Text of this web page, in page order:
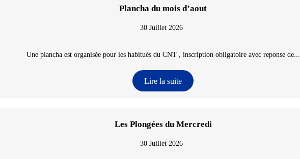
Plancha du mois d’aout
30 Juillet 2026
Une plancha est organisée pour les habitués du CNT , inscription obligatoire avec reponse de...
Lire la suite
Les Plongées du Mercredi
30 Juillet 2026